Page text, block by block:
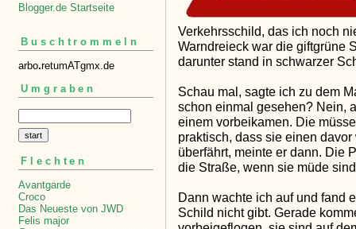
Blogger.de Startseite
Buschtrommeln
arbo.retumATgmx.de
Umgraben
Flechten
Avantgarde
Croco
Das Neueste von JWD
Felis major
Verkehrsschild, das ich noch
Warndreieck war die giftgrüne
darunter stand in schwarzer
Schau mal, sagte ich zu dem
schon einmal gesehen? Nein,
einem vorbeikamen. Die
praktisch, dass sie einen
überfährt, meinte er dann. Die
die Straße, wenn sie müde
Dann wachte ich auf und fand
Schild nicht gibt. Gerade